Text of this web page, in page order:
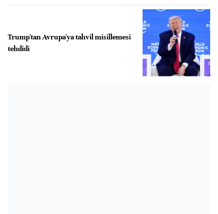
Trump'tan Avrupa'ya tahvil misillemesi
tehdidi